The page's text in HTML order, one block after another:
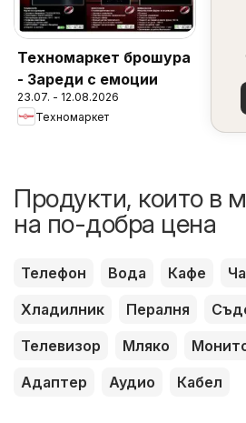
Техномаркет брошура
- Зареди с емоции
23.07. - 12.08.2026
Техномаркет
Продукти, които в
на по-добра цена
Телефон Вода Кафе
Хладилник
Пералня
Телевизор
Мляко
Адаптер
Аудио Кабел